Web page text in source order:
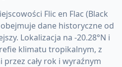
Flic en Flac (Black
dane historyczne od
Lokalizacja na -20.28°N i
klimatu tropikalnym, z
cały rok i wyraźnym